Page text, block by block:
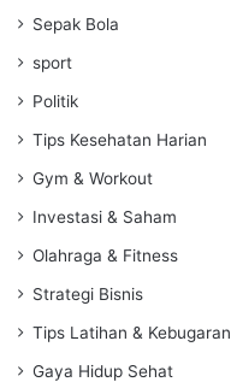
Sepak Bola
sport
Politik
Tips Kesehatan Harian
Gym & Workout
Investasi & Saham
Olahraga & Fitness
Strategi Bisnis
Tips Latihan & Kebugaran
Gaya Hidup Sehat